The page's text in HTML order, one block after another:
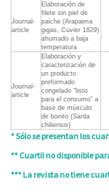
Journal-
article
Elaboración de
filete sin piel de
paiche (Arapaima
gigas, Cuvier 1829)
ahumado a baja
temperatura
Journal-
article
Elaboración y
caracterización de
un producto
preformado
congelado “listo
para el consumo” a
base de músculo
de bonito (Sarda
chiliensis)
* Sólo se presentan los
** Cuartil no disponible
*** La revista no tiene